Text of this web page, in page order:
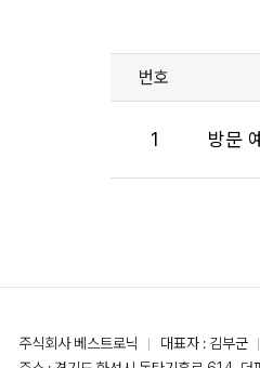
번호
1 방문
주식회사 베스트로닉 대표자 : 김부군